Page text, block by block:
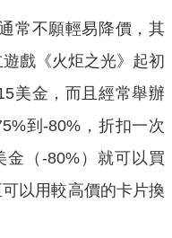
常不願輕易降價，其
戲《火炬之光》起初
美金，而且經常舉辦
到-80%，折扣一次
金（-80%）就可以買
以用較高價的卡片換